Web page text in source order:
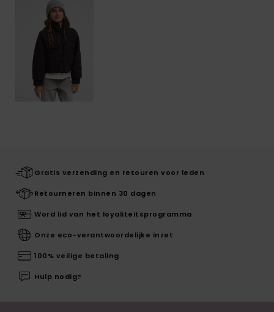
Gratis verzending en retouren voor leden
Retourneren binnen 30 dagen
Word lid van het loyaliteitsprogramma
Onze eco-verantwoordelijke inzet
100% veilige betaling
Hulp nodig?